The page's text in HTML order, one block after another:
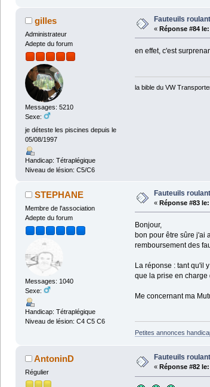
gilles
Administrateur
Adepte du forum
Messages: 5210
Sexe:
je déteste les piscines depuis le
05/08/1997
Handicap: Tétraplégique
Niveau de lésion: C5/C6
Fauteuils
« Réponse #84 le:
en effet, c'est
la bible du VW
STEPHANE
Membre de l'association
Adepte du forum
Messages: 1040
Sexe:
Handicap: Tétraplégique
Niveau de lésion: C4 C5 C6
Fauteuils
« Réponse #83 le:
Bonjour,
bon pour être sûre j'ai
remboursement des
La réponse : tant qu'il
que la prise en charge
Me concernant ma
Petites annonces
AntoninD
Régulier
Fauteuils
« Réponse #82 le: